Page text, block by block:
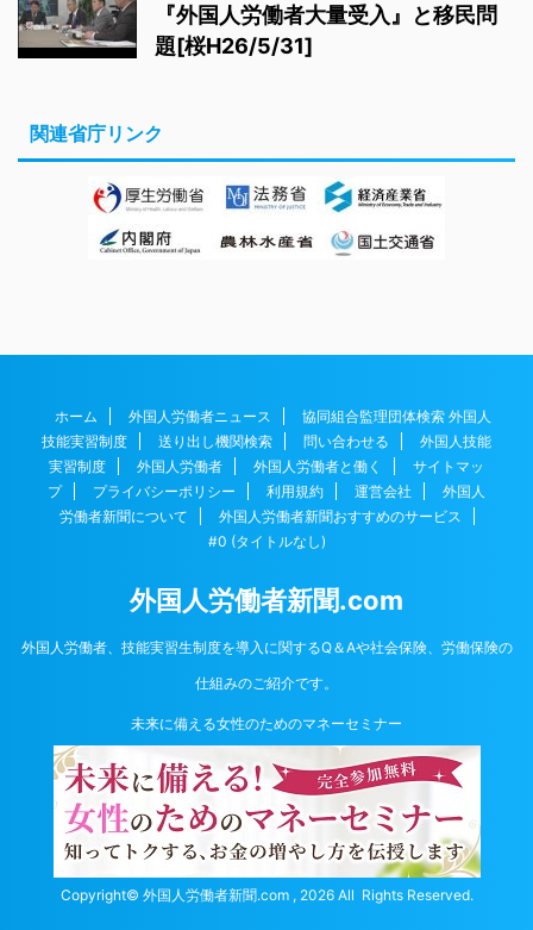
『外国人労働者大量受入』と移民問
題[桜H26/5/31]
関連省庁リンク
ホーム 外国人労働者ニュース
協同組合監理団体検索 外国人
技能実習制度
送り出し機関検索 問い合わせる
外国人技能
実習制度
外国人労働者 外国人労働者と働く
サイトマッ
プ
プライバシーポリシー 利用規約 運営会社
外国人
労働者新聞について
外国人労働者新聞おすすめのサービス
#0 (タイトルなし)
外国人労働者新聞.com
外国人労働者、技能実習生制度を導入に関するQ＆Aや社会保険、労働保険の
仕組みのご紹介です。
未来に備える女性のためのマネーセミナー
Copyright© 外国人労働者新聞.com , 2026 All Rights Reserved.